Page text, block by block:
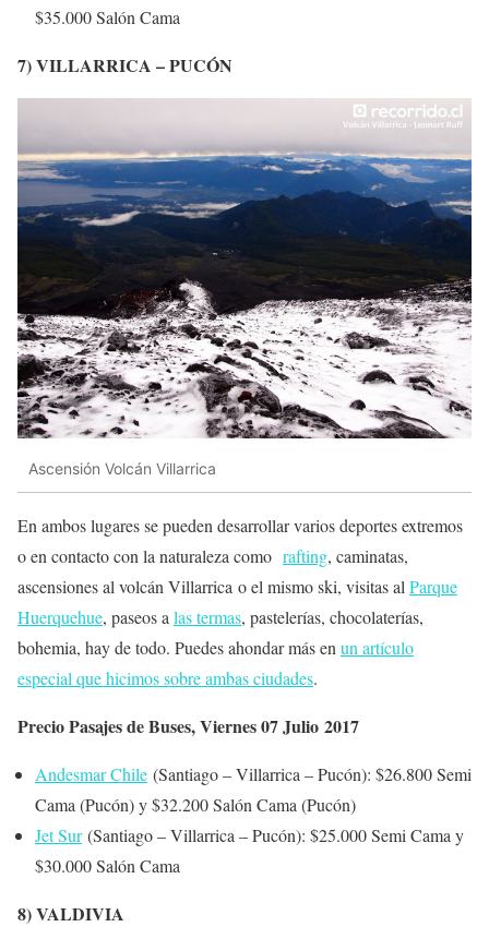
$35.000 Salón Cama
7) VILLARRICA – PUCÓN
Ascensión Volcán Villarrica
En ambos lugares se pueden desarrollar varios deportes extremos
o en contacto con la naturaleza como rafting, caminatas,
ascensiones al volcán Villarrica o el mismo ski, visitas al Parque
Huerquehue, paseos a las termas, pastelerías, chocolaterías,
bohemia, hay de todo. Puedes ahondar más en un artículo
especial que hicimos sobre ambas ciudades.
Precio Pasajes de Buses, Viernes 07 Julio 2017
Andesmar Chile (Santiago – Villarrica – Pucón): $26.800 Semi
Cama (Pucón) y $32.200 Salón Cama (Pucón)
Jet Sur(Santiago – Villarrica – Pucón): $25.000 Semi Cama y
$30.000 Salón Cama
8) VALDIVIA